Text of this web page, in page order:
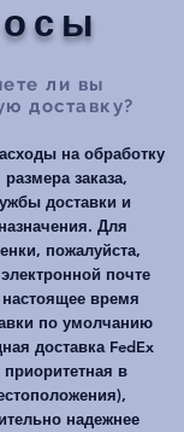
ли вы
доставку?
на обработку
заказа,
доставки и
Для
пожалуйста,
почте
время
по умолчанию
доставка FedEx
в
надежнее